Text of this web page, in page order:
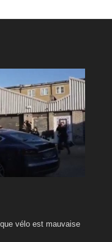
vélo est mauvaise